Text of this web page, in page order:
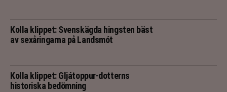
Kolla klippet: Svenskägda hingsten bäst
av sexåringarna på Landsmót
Kolla klippet: Gljátoppur-dotterns
historiska bedömning